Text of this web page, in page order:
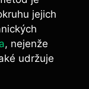
jejich
, nejenže
udržuje